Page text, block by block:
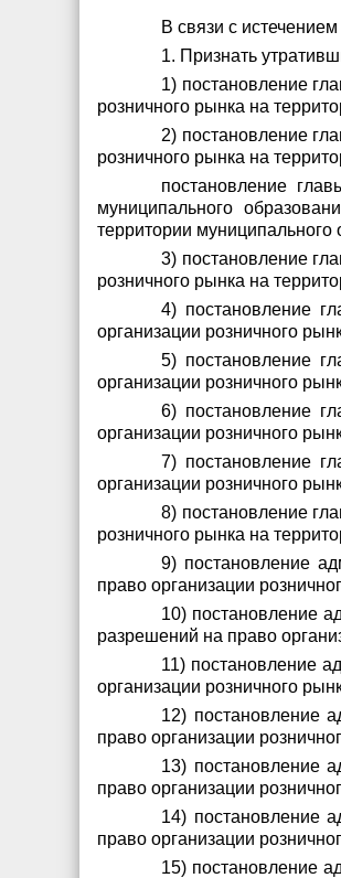
В связи с
1. Признать
1) постановление
розничного рынка на
2) постановление
розничного рынка на
постановление
муниципального
территории муниципального
3) постановление
розничного рынка на
4) постановление
организации розничного
5) постановление
организации розничного
6) постановление
организации розничного
7) постановление
организации розничного
8) постановление
розничного рынка на
9) постановление
право организации
10) постановление
разрешений на право
11) постановление
организации розничного
12) постановление
право организации
13) постановление
право организации
14) постановление
право организации
15) постановление